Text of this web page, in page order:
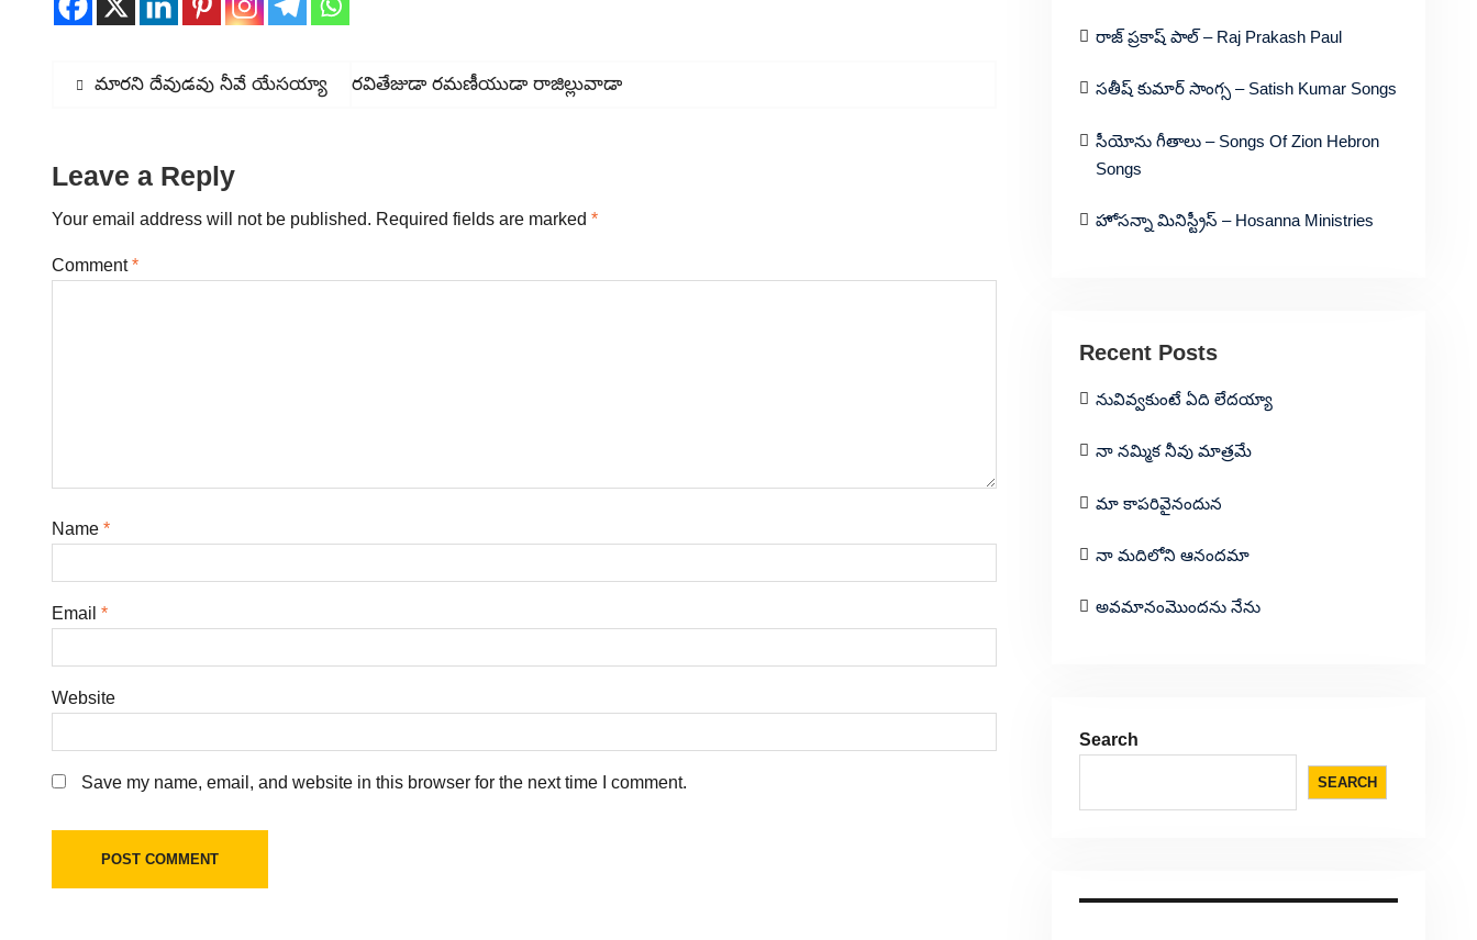
Post
Previous
మారని దేవుడవు నీవే యేసయ్యా
Next
రవితేజుడా రమణీయుడా రాజిల్లువాడా
Leave a Reply
Your email address will not be published. Required fields are marked *
Comment*
Name *
Email *
Website
Save my name, email, and website in this browser for the next time I comment.
రాజ్ ప్రకాష్ పాల్ – Raj Prakash Paul
సతీష్ కుమార్ సాంగ్స – Satish Kumar Songs
సీయోను గీతాలు – Songs Of Zion Hebron
Songs
హోసన్నా మినిస్ట్రీస్ – Hosanna Ministries
Recent Posts
నువివ్వకుంటే ఏది లేదయ్యా
నా నమ్మిక నీవు మాత్రమే
మా కాపరివైనందున
నా మదిలోని ఆనందమా
అవమానంమొందను నేను
Search
SEARCH